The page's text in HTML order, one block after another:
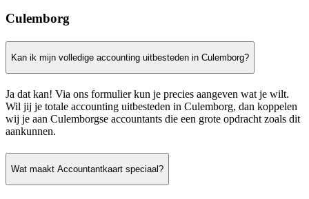
Culemborg
Kan ik mijn volledige accounting uitbesteden in Culemborg?
Ja dat kan! Via ons formulier kun je precies aangeven wat je wilt.
Wil jij je totale accounting uitbesteden in Culemborg, dan koppelen
wij je aan Culemborgse accountants die een grote opdracht zoals dit
aankunnen.
Wat maakt Accountantkaart speciaal?